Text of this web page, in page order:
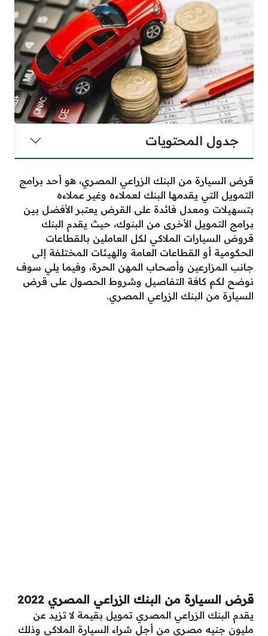
جدول المحتويات
قرض السيارة من البنك الزراعي المصري، هو أحد برامج
التمويل التي يقدمها البنك لعملاءه وغير عملاءه
بتسهيلات ومعدل فائدة على القرض يعتبر الأفضل بين
برامج التمويل الأخرى من البنوك، حيث يقدم البنك
قروض السيارات الملاكي لكل العاملين بالقطاعات
الحكومية أو القطاعات العامة والهيئات المختلفة إلى
جانب المزارعين وأصحاب المهن الحرة، وفيما يلي سوف
نوضح لكم كافة التفاصيل وشروط الحصول على قرض
السيارة من البنك الزراعي المصري.
قرض السيارة من البنك الزراعي المصري 2022
يقدم البنك الزراعي المصري تمويل بقيمة لا تزيد عن
مليون جنيه مصري من أجل شراء السيارة الملاكي وذلك